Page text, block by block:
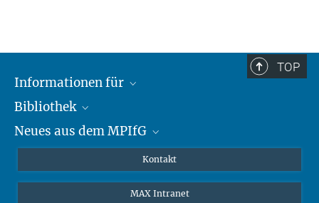
TOP
Informationen für
Forschende
Gäste
Bibliothek
Profil
Neues aus dem MPIfG
Newsletter abonnieren
Kontakt
MAX Intranet